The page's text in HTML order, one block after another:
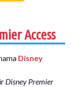
Access
Disney
Disney Premier